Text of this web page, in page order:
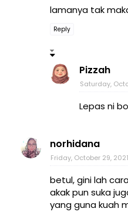
lamanya tak
Reply
Pizzah
Saturday,
Lepas ni
norhidana
Friday, October 29,
betul, gini lah
akak pun suka
yang guna kuah